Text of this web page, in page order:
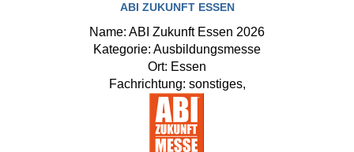
ABI ZUKUNFT ESSEN
Name: ABI Zukunft Essen 2026
Kategorie: Ausbildungsmesse
Ort: Essen
Fachrichtung: sonstiges,